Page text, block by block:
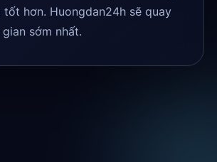
tốt hơn. Huongdan24h sẽ quay
sớm nhất.